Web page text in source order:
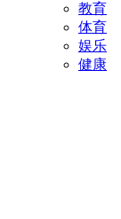
教育
体育
娱乐
健康